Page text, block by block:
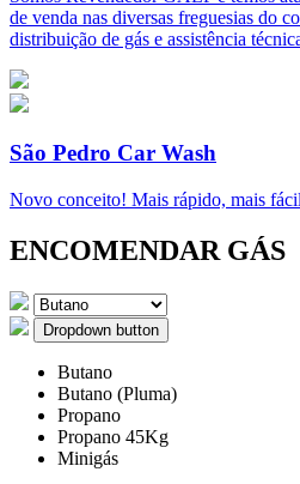
de venda nas diversas freguesias do
distribuição de gás e assistência
São Pedro Car Wash
Novo conceito! Mais rápido, mais
ENCOMENDAR GÁS
Dropdown button
Butano
Butano (Pluma)
Propano
Propano 45Kg
Minigás